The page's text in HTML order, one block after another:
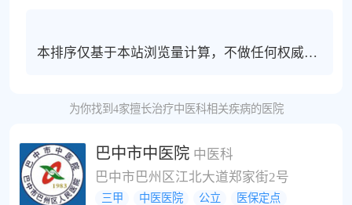
本排序仅基于本站浏览量计算，不做任何权威度
挂号服务。
为你找到4家擅长治疗中医科相关疾病的医院
巴中市中医院 中医科
巴中市巴州区江北大道郑家街2号
三甲 中医医院 公立 医保定点